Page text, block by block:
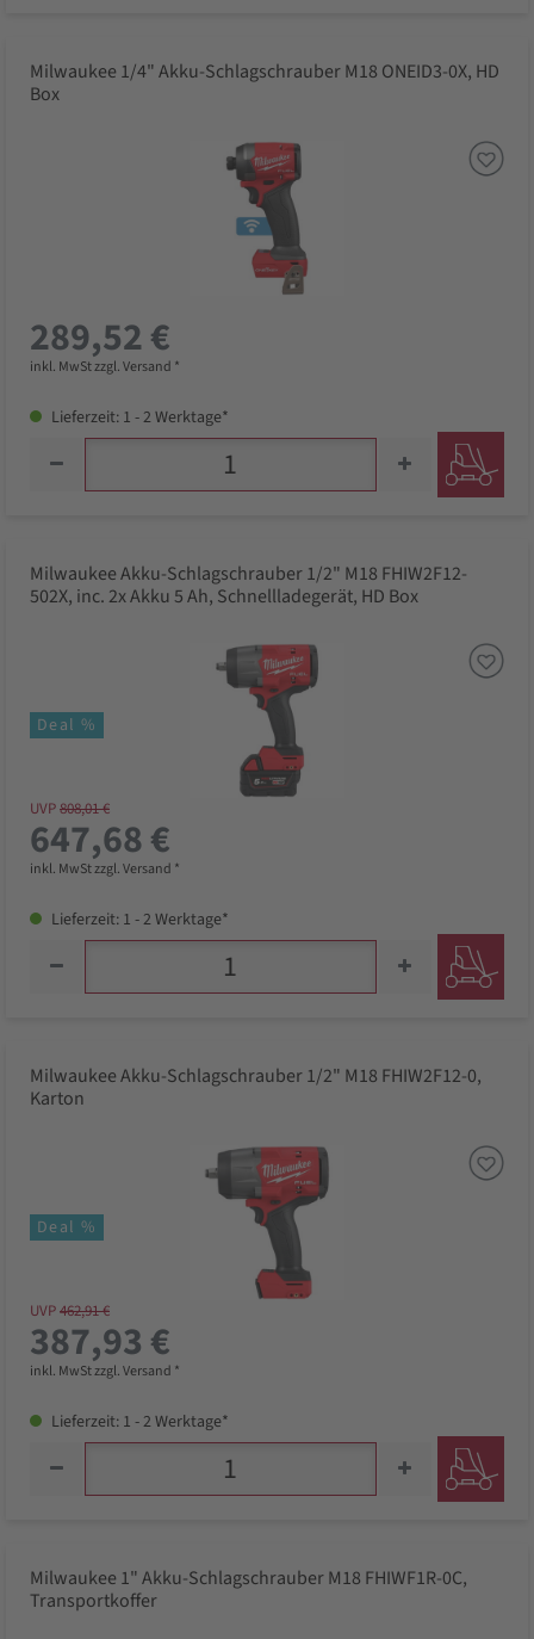
Milwaukee 1/4" Akku-Schlagschrauber M18 ONEID3-0X, HD
Box
289,52 €
inkl. MwSt zzgl. Versand *
Lieferzeit: 1 - 2 Werktage*
Milwaukee Akku-Schlagschrauber 1/2" M18 FHIW2F12-
502X, inc. 2x Akku 5 Ah, Schnellladegerät, HD Box
Deal %
UVP808,01 €
647,68 €
inkl. MwSt zzgl. Versand *
Lieferzeit: 1 - 2 Werktage*
Milwaukee Akku-Schlagschrauber 1/2" M18 FHIW2F12-0,
Karton
Deal %
UVP462,91 €
387,93 €
inkl. MwSt zzgl. Versand *
Lieferzeit: 1 - 2 Werktage*
Milwaukee 1" Akku-Schlagschrauber M18 FHIWF1R-0C,
Transportkoffer